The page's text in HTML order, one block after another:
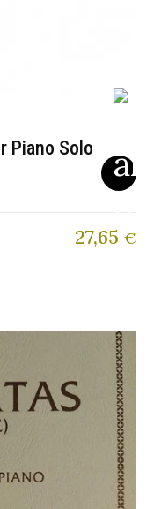
Piano Solo
27,65 €